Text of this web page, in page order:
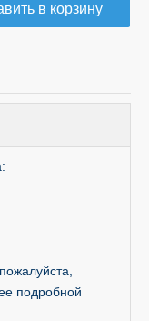
в корзину
подробной